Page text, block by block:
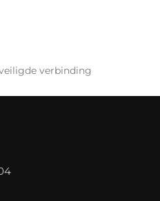
verbinding